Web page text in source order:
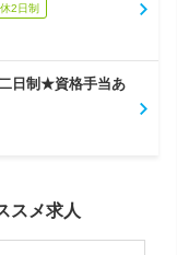
2日制
日制★資格手当あ
スメ求人